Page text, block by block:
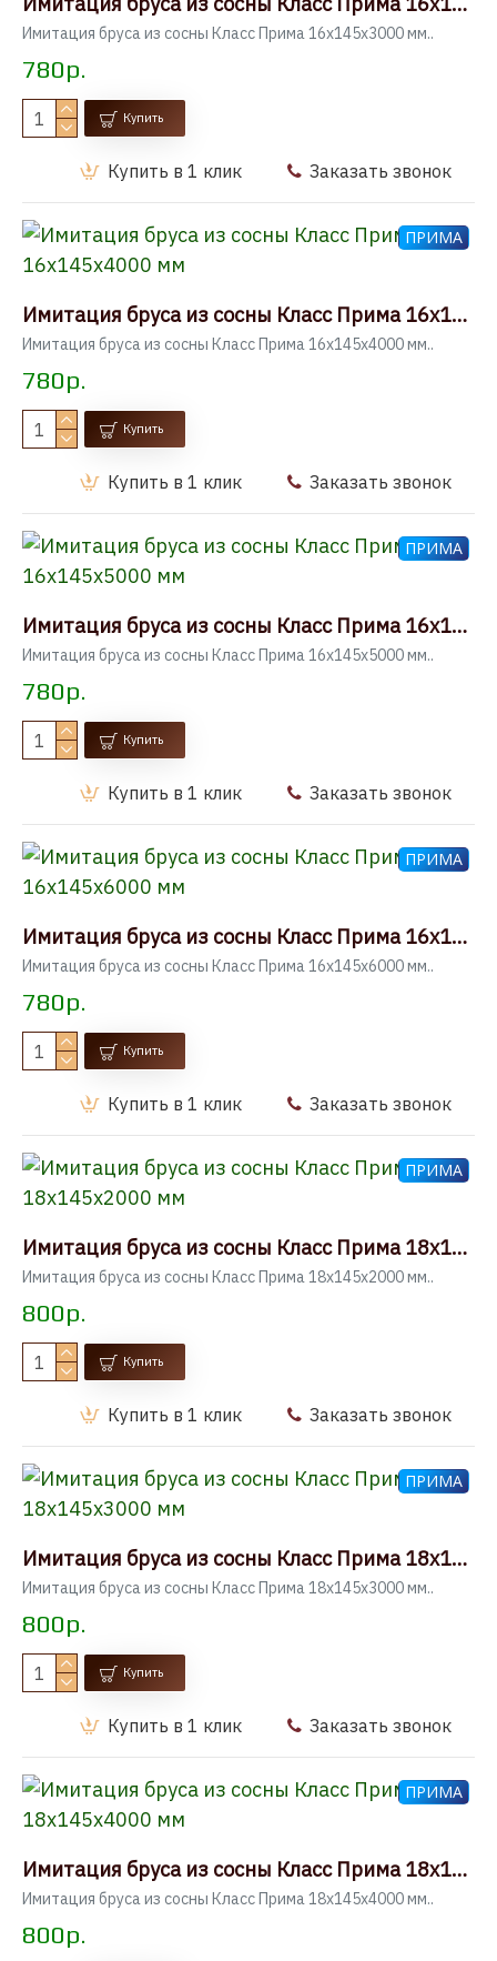
Имитация бруса из сосны Класс Прима 16x145x3000 мм..
780р.
Купить
Купить в 1 клик Заказать звонок
ПРИМА
Имитация бруса из сосны Класс Прима 16x145x4000 мм
Имитация бруса из сосны Класс Прима 16x145x4000 мм..
780р.
Купить
Купить в 1 клик Заказать звонок
ПРИМА
Имитация бруса из сосны Класс Прима 16x145x5000 мм
Имитация бруса из сосны Класс Прима 16x145x5000 мм..
780р.
Купить
Купить в 1 клик Заказать звонок
ПРИМА
Имитация бруса из сосны Класс Прима 16x145x6000 мм
Имитация бруса из сосны Класс Прима 16x145x6000 мм..
780р.
Купить
Купить в 1 клик Заказать звонок
ПРИМА
Имитация бруса из сосны Класс Прима 18x145x2000 мм
Имитация бруса из сосны Класс Прима 18x145x2000 мм..
800р.
Купить
Купить в 1 клик Заказать звонок
ПРИМА
Имитация бруса из сосны Класс Прима 18x145x3000 мм
Имитация бруса из сосны Класс Прима 18x145x3000 мм..
800р.
Купить
Купить в 1 клик Заказать звонок
ПРИМА
Имитация бруса из сосны Класс Прима 18x145x4000 мм
Имитация бруса из сосны Класс Прима 18x145x4000 мм..
800р.